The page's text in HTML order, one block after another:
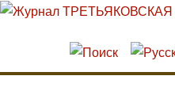
Перейти к основному
Skip to search